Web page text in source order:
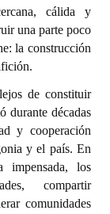
cálida y
una parte poco
la construcción
de constituir
durante décadas
y cooperación
y el país. En
impensada, los
compartir
comunidades